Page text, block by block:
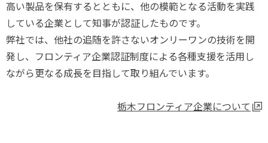
高い製品を保有するとともに、他の模範となる活動を実践
している企業として知事が認証したものです。
弊社では、他社の追随を許さないオンリーワンの技術を開
発し、フロンティア企業認証制度による各種支援を活用し
ながら更なる成長を目指して取り組んでいます。
栃木フロンティア企業について